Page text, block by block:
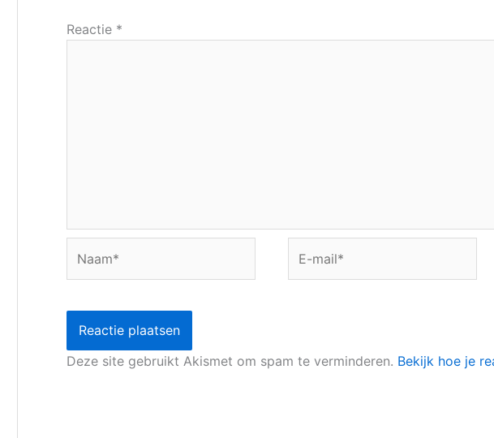
Reactie *
mail*
Deze site gebruikt Akismet om spam te verminderen. Bekijk hoe je